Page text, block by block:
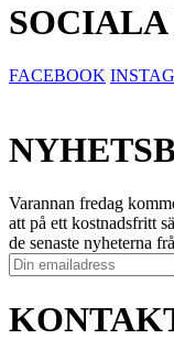
FACEBOOK
Varannan fredag
att på ett kostnadsfritt
de senaste nyheterna